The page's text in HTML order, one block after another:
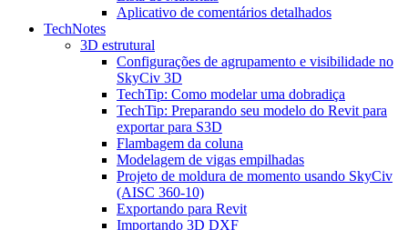
Aplicativo de comentários detalhados
TechNotes
3D estrutural
Configurações de agrupamento e visibilidade no
SkyCiv 3D
TechTip: Como modelar uma dobradiça
TechTip: Preparando seu modelo do Revit para
exportar para S3D
Flambagem da coluna
Modelagem de vigas empilhadas
Projeto de moldura de momento usando SkyCiv
(AISC 360-10)
Exportando para Revit
Importando 3D DXF